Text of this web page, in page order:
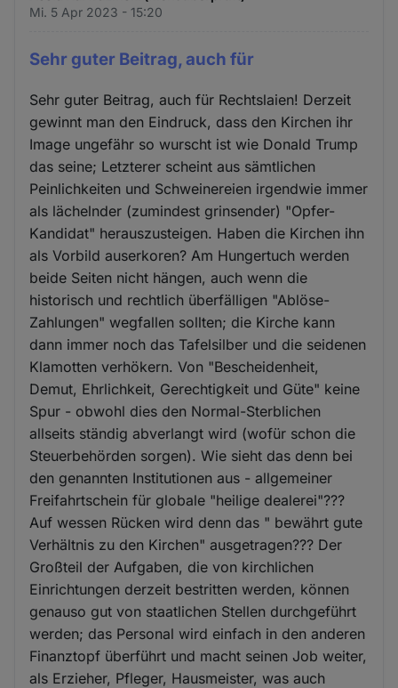
Mi. 5 Apr 2023 - 15:20
Sehr guter Beitrag, auch für
Sehr guter Beitrag, auch für Rechtslaien! Derzeit
gewinnt man den Eindruck, dass den Kirchen ihr
Image ungefähr so wurscht ist wie Donald Trump
das seine; Letzterer scheint aus sämtlichen
Peinlichkeiten und Schweinereien irgendwie immer
als lächelnder (zumindest grinsender) "Opfer-
Kandidat" herauszusteigen. Haben die Kirchen ihn
als Vorbild auserkoren? Am Hungertuch werden
beide Seiten nicht hängen, auch wenn die
historisch und rechtlich überfälligen "Ablöse-
Zahlungen" wegfallen sollten; die Kirche kann
dann immer noch das Tafelsilber und die seidenen
Klamotten verhökern. Von "Bescheidenheit,
Demut, Ehrlichkeit, Gerechtigkeit und Güte" keine
Spur - obwohl dies den Normal-Sterblichen
allseits ständig abverlangt wird (wofür schon die
Steuerbehörden sorgen). Wie sieht das denn bei
den genannten Institutionen aus - allgemeiner
Freifahrtschein für globale "heilige dealerei"???
Auf wessen Rücken wird denn das " bewährt gute
Verhältnis zu den Kirchen" ausgetragen??? Der
Großteil der Aufgaben, die von kirchlichen
Einrichtungen derzeit bestritten werden, können
genauso gut von staatlichen Stellen durchgeführt
werden; das Personal wird einfach in den anderen
Finanztopf überführt und macht seinen Job weiter,
als Erzieher, Pfleger, Hausmeister, was auch